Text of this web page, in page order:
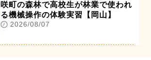
咲町の森林で高校生が林業で使われ
る機械操作の体験実習【岡山】
2026/08/07